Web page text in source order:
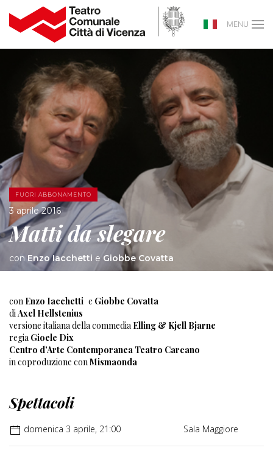
MENU
FUORI ABBONAMENTO
3 aprile 2016
Matti da slegare
con Enzo Iacchetti e Giobbe Covatta
con Enzo Iacchetti e Giobbe Covatta
diAxel Hellstenius
versione italiana della commedia Elling & Kjell Bjarne
regia Gioele Dix
Centro d’Arte Contemporanea Teatro Carcano
in coproduzione conMismaonda
Spettacoli
domenica 3 aprile, 21:00 Sala Maggiore